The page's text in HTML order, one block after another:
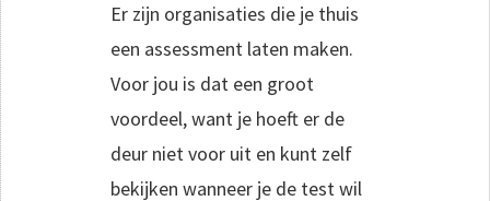
Er zijn organisaties die je thuis
een assessment laten maken.
Voor jou is dat een groot
voordeel, want je hoeft er de
deur niet voor uit en kunt zelf
bekijken wanneer je de test wil